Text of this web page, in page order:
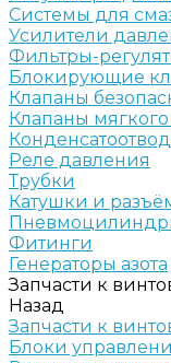
Системы для
Усилители
Фильтры-
Блокирующие
Клапаны
Клапаны мягкого
Реле давления
Трубки
Катушки и
Фитинги
Генераторы азота
Запчасти к
Назад
Запчасти к
Блоки